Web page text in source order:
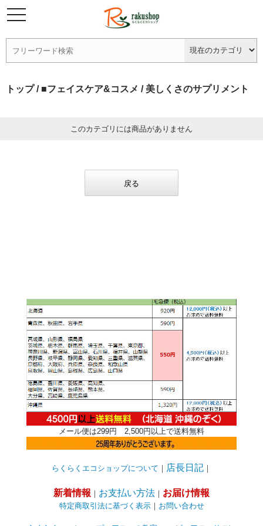
トップ/ ■フェイスケア&コスメ / 美しくさのサプリメント
このカテゴリには商品がありません
戻る
メール便は299円 2,500円以上で送料無料
らくらくエコショップについて ｜ 店長日記 ｜
新着情報 ｜ お支払い方法 ｜ お届け情報
特定商取引法に基づく表示｜ お問い合わせ